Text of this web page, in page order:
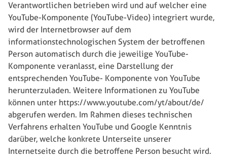
Verantwortlichen betrieben wird und auf welcher eine
YouTube-Komponente (YouTube-Video) integriert wurde,
wird der Internetbrowser auf dem
informationstechnologischen System der betroffenen
Person automatisch durch die jeweilige YouTube-
Komponente veranlasst, eine Darstellung der
entsprechenden YouTube- Komponente von YouTube
herunterzuladen. Weitere Informationen zu YouTube
können unter https://www.youtube.com/yt/about/de/
abgerufen werden. Im Rahmen dieses technischen
Verfahrens erhalten YouTube und Google Kenntnis
darüber, welche konkrete Unterseite unserer
Internetseite durch die betroffene Person besucht wird.